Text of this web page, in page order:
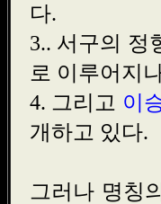
다.
3.. 서구의 정
로 이루어지
4. 그리고 이
개하고 있다.
그러나 명칭